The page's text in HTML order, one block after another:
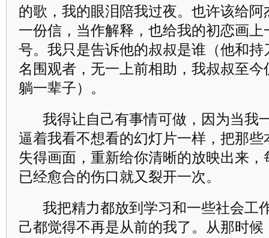
的歌，我的眼泪陪我过夜。也许该给
一份信，当作解释，也给我的初恋画
号。我只是告诉他的叔叔是谁（他和
名围观者，无一上前相助，我叔叔至
躺一辈子）。
我得让自己有事情可做，因为当我
逼着我看不想看的幻灯片一样，把那
失得画面，重新给你清晰的放映出来
已经愈合的伤口就又裂开一次。
我把精力都放到学习和一些社会工
己都觉得不再是从前的我了。从那时